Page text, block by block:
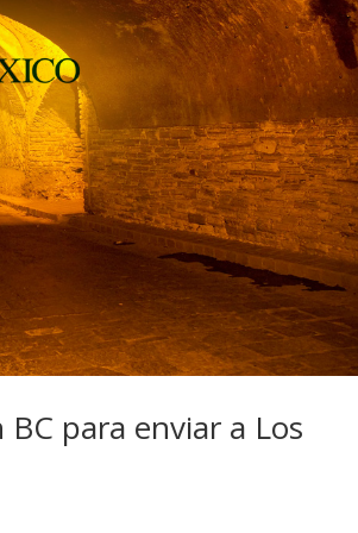
para enviar a Los